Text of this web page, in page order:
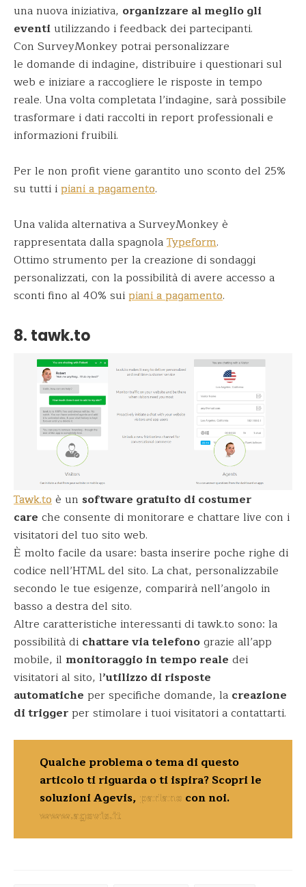
una nuova iniziativa, organizzare al meglio gli
eventiutilizzando i feedback dei partecipanti.
Con SurveyMonkey potrai personalizzare
le domande di indagine, distribuire i questionari sul
web e iniziare a raccogliere le risposte in tempo
reale. Una volta completata l’indagine, sarà possibile
trasformare i dati raccolti in report professionali e
informazioni fruibili.
Per le non profit viene garantito uno sconto del 25%
su tutti ipiani a pagamento.
Una valida alternativa a SurveyMonkey è
rappresentata dalla spagnolaTypeform.
Ottimo strumento per la creazione di sondaggi
personalizzati, con la possibilità di avere accesso a
sconti fino al 40% suipiani a pagamento.
8. tawk.to
Tawk.toè un software gratuito di costumer
care che consente di monitorare e chattare live con i
visitatori del tuo sito web.
È molto facile da usare: basta inserire poche righe di
codice nell’HTML del sito. La chat, personalizzabile
secondo le tue esigenze, comparirà nell’angolo in
basso a destra del sito.
Altre caratteristiche interessanti di tawk.to sono: la
possibilità di chattare via telefonograzie all’app
mobile, il monitoraggio in tempo reale dei
visitatori al sito, l’utilizzo di risposte
automatiche per specifiche domande, la creazione
di triggerper stimolare i tuoi visitatori a contattarti.
Qualche problema o tema di questo
articolo ti riguarda o ti ispira? Scopri le
soluzioni Agevis, parlane con noi.
www.agevis.it